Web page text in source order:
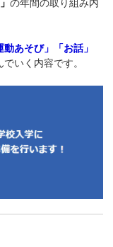
の年間の取り組み内
あそび」「お話」
いく内容です。